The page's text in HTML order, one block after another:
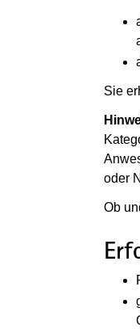
Sie
oder
Ob